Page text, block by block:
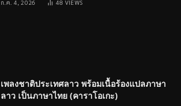
ก.ค. 4, 2026 48 VIEWS
เพลงชาติประเทศลาว พร้อมเนื้อร้องแปลภาษา
ลาว เป็นภาษาไทย (คาราโอเกะ)